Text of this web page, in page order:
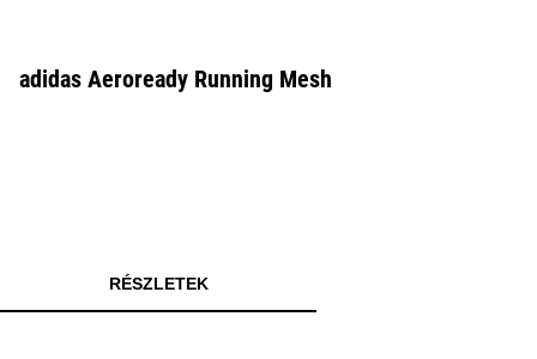
adidas Aeroready Running Mesh
RÉSZLETEK